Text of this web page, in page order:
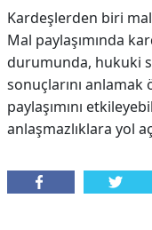
Kardeşlerden biri
Mal paylaşımında
durumunda, hukuki
sonuçlarını
paylaşımını
anlaşmazlıklara yol